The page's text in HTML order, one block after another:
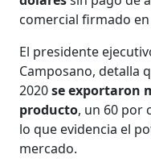
comercial firmado en
El presidente
Camposano, detalla
2020se exportaron
producto, un 60 por
lo que evidencia el
mercado.